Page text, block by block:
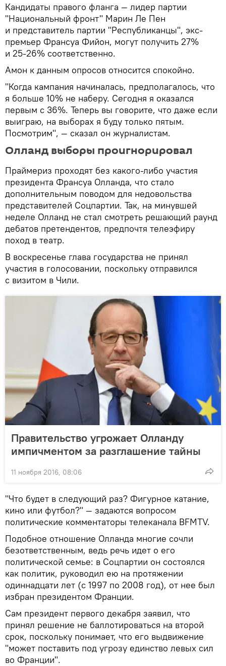
Кандидаты правого фланга — лидер партии
"Национальный фронт" Марин Ле Пен
и представитель партии "Республиканцы", экс-
премьер Франсуа Фийон, могут получить 27%
и 25-26% соответственно.
Амон к данным опросов относится спокойно.
"Когда кампания начиналась, предполагалось, что
я больше 10% не наберу. Сегодня я оказался
первым с 36%. Теперь вы говорите, что даже если
выиграю, на выборах я буду только пятым.
Посмотрим", — сказал он журналистам.
Олланд выборы проигнорировал
Праймериз проходят без какого-либо участия
президента Франсуа Олланда, что стало
дополнительным поводом для недовольства
представителей Соцпартии. Так, на минувшей
неделе Олланд не стал смотреть решающий раунд
дебатов претендентов, предпочтя телеэфиру
поход в театр.
В воскресенье глава государства не принял
участия в голосовании, поскольку отправился
с визитом в Чили.
Правительство угрожает Олланду
импичментом за разглашение тайны
11 ноября 2016, 08:06
"Что будет в следующий раз? Фигурное катание,
кино или футбол?" — задаются вопросом
политические комментаторы телеканала BFMTV.
Подобное отношение Олланда многие сочли
безответственным, ведь речь идет о его
политической семье: в Соцпартии он состоялся
как политик, руководил ею на протяжении
одиннадцати лет (c 1997 по 2008 год), от нее был
избран президентом Франции.
Сам президент первого декабря заявил, что
принял решение не баллотироваться на второй
срок, поскольку понимает, что его выдвижение
"может поставить под угрозу единство левых сил
во Франции".